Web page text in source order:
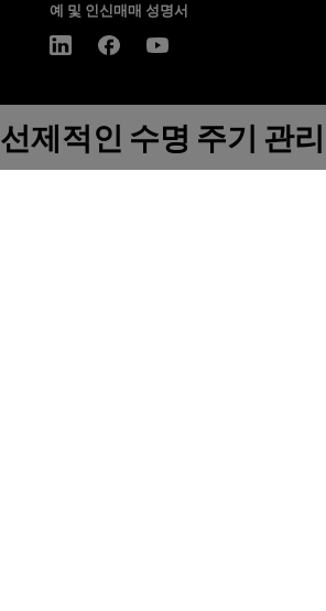
예 및 인신매매 성명서
선제적인 수명 주기 관